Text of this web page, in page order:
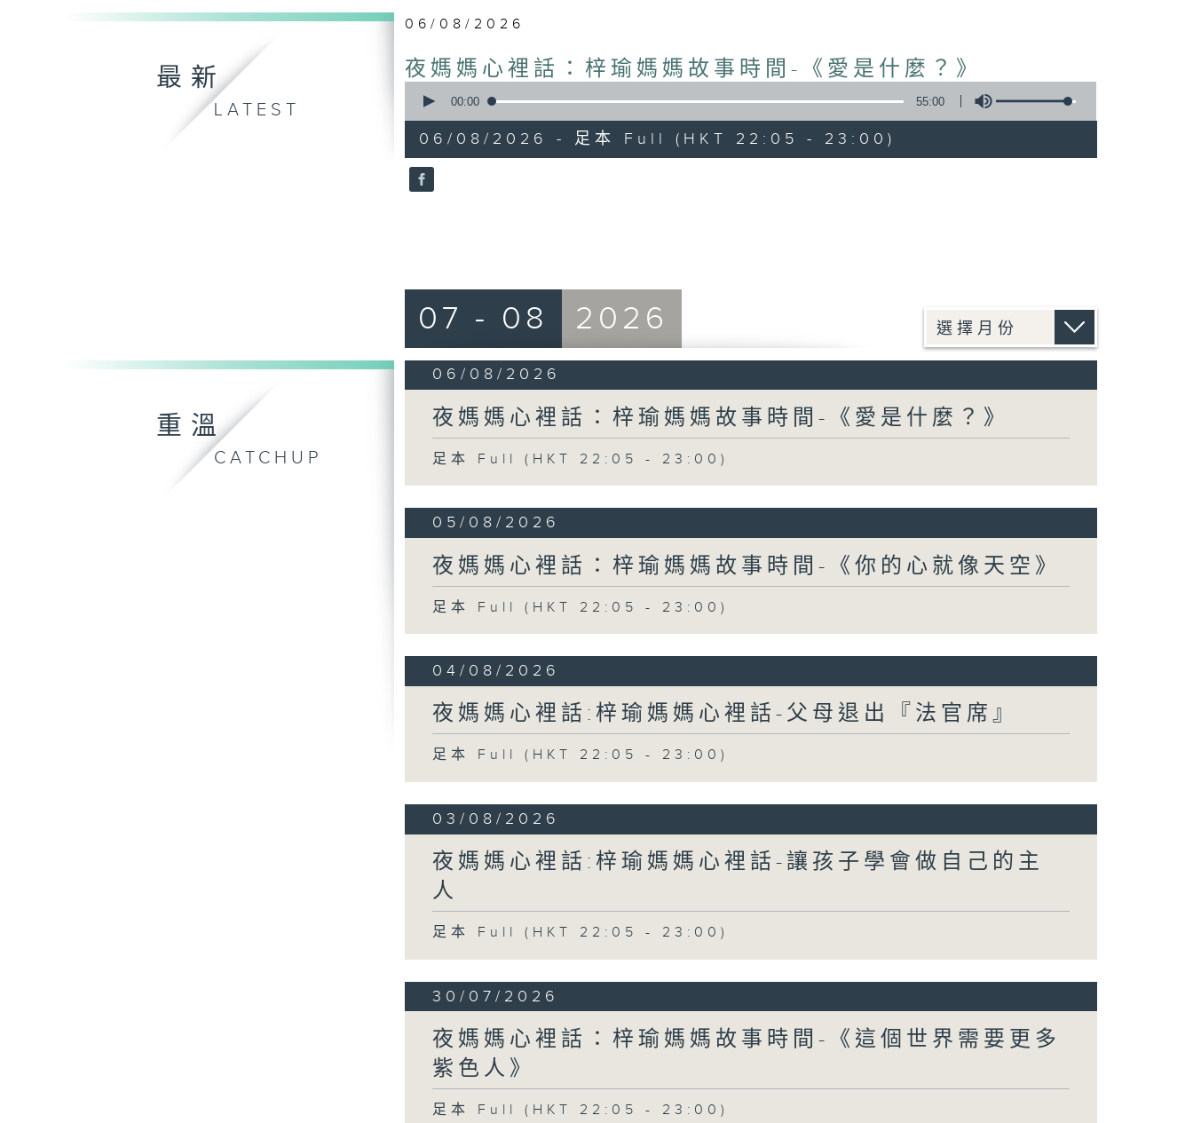
最新
LATEST
06/08/2026
夜媽媽心裡話：梓瑜媽媽故事時間-《愛是什麼？》
seconds
55
minutes,
0
seconds
90%
00:00 55:00
06/08/2026 - 足本 Full (HKT 22:05 - 23:00)
重溫
CATCHUP
07 - 08 2026
06/08/2026
夜媽媽心裡話：梓瑜媽媽故事時間-《愛是什麼？》
足本 Full (HKT 22:05 - 23:00)
05/08/2026
夜媽媽心裡話：梓瑜媽媽故事時間-《你的心就像天空》
足本 Full (HKT 22:05 - 23:00)
04/08/2026
夜媽媽心裡話:梓瑜媽媽心裡話-父母退出『法官席』
足本 Full (HKT 22:05 - 23:00)
03/08/2026
夜媽媽心裡話:梓瑜媽媽心裡話-讓孩子學會做自己的主
人
足本 Full (HKT 22:05 - 23:00)
30/07/2026
夜媽媽心裡話：梓瑜媽媽故事時間-《這個世界需要更多
紫色人》
足本 Full (HKT 22:05 - 23:00)